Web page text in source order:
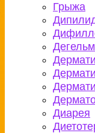
Грыжа
Диарея